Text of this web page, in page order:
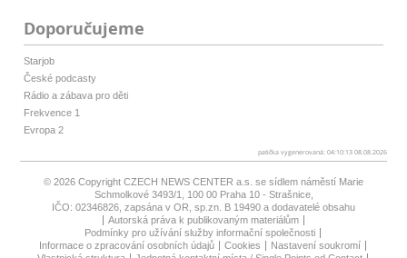
Doporučujeme
Starjob
České podcasty
Rádio a zábava pro děti
Frekvence 1
Evropa 2
patička vygenerovaná: 04:10:13 08.08.2026
© 2026 Copyright CZECH NEWS CENTER a.s. se sídlem náměstí Marie
Schmolkové 3493/1, 100 00 Praha 10 - Strašnice,
IČO: 02346826, zapsána v OR, sp.zn. B 19490 a dodavatelé obsahu
Autorská práva k publikovaným materiálům
Podmínky pro užívání služby informační společnosti
Informace o zpracování osobních údajů
Cookies
Nastavení soukromí